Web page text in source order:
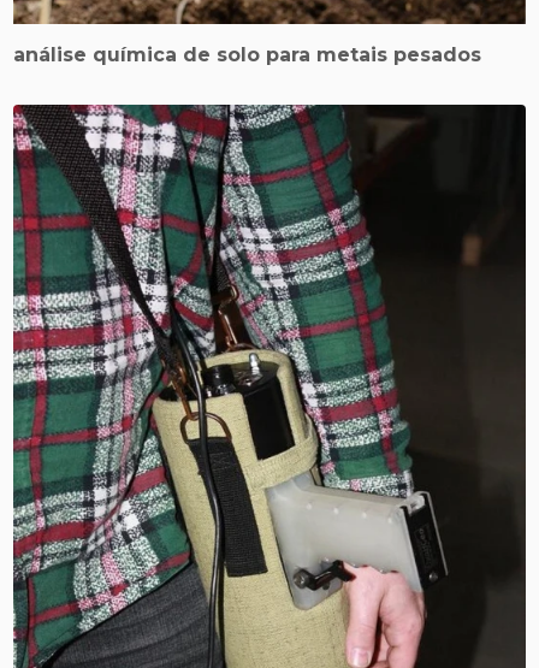
análise química de solo para metais pesados